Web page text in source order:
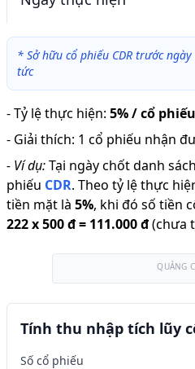
* Sở hữu cổ phiếu CDR trước
tức
-Tỷ lệ thực hiện: 5% / cổ phiếu
- Giải thích: 1 cổ phiếu nhận
- Ví dụ:Tại ngày chốt danh
phiếu CDR. Theo tỷ lệ thực
tiền mặt là 5%, khi đó số tiền
222x500 đ= 111.000 đ(chưa
QUẢNG
Tính thu nhập tích lũy
Số cổ phiếu